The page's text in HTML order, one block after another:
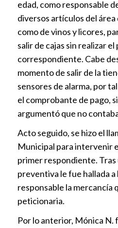
edad, como responsable
diversos artículos del
como de vinos y licores,
salir de cajas sin realizar el
correspondiente. Cabe
momento de salir de la
sensores de alarma, por
el comprobante de pago,
argumentó que no
Acto seguido, se hizo el
Municipal para intervenir
primer respondiente. Tras
preventiva le fue hallada a
responsable la mercancía
peticionaria.
Por lo anterior, Mónica N.